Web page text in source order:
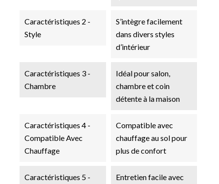
Caractéristiques 2 -
Style
S’intègre facilement
dans divers styles
d’intérieur
Caractéristiques 3 -
Chambre
Idéal pour salon,
chambre et coin
détente à la maison
Caractéristiques 4 -
Compatible Avec
Chauffage
Compatible avec
chauffage au sol pour
plus de confort
Caractéristiques 5 -
Entretien facile avec